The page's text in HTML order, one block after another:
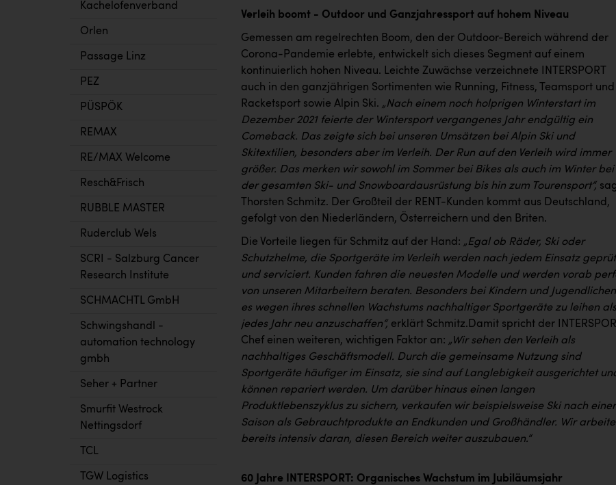
Kachelofenverband
Orlen
Passage Linz
PEZ
PÜSPÖK
REMAX
RE/MAX Welcome
Resch&Frisch
RUBBLE MASTER
Ruderclub Wels
SCRI - Salzburg Cancer
Research Institute
SCHMACHTL GmbH
Schwingshandl -
automation technology
gmbh
Seher + Partner
Smurfit Westrock
Nettingsdorf
TCL
TGW Logistics
Verleih boomt - Outdoor und Ganzjahressport auf hohem Niveau
Gemessen am regelrechten Boom, den der Outdoor-Bereich während der
Corona-Pandemie erlebte, entwickelt sich dieses Segment auf einem
kontinuierlich hohen Niveau. Leichte Zuwächse verzeichnete INTERSPORT
auch in den ganzjährigen Sortimenten wie Running, Fitness, Teamsport und
Racketsport sowie Alpin Ski. „Nach einem noch holprigen Winterstart im
Dezember 2021 feierte der Wintersport vergangenes Jahr endgültig ein
Comeback. Das zeigte sich bei unseren Umsätzen bei Alpin Ski und
Skitextilien, besonders aber im Verleih. Der Run auf den Verleih wird immer
größer. Das merken wir sowohl im Sommer bei Bikes als auch im Winter bei
der gesamten Ski- und Snowboardausrüstung bis hin zum Tourensport“,
Thorsten Schmitz. Der Großteil der RENT-Kunden kommt aus Deutschland,
gefolgt von den Niederländern, Österreichern und den Briten.
Die Vorteile liegen für Schmitz auf der Hand: „Egal ob Räder, Ski oder
Schutzhelme, die Sportgeräte im Verleih werden nach jedem Einsatz
und serviciert. Kunden fahren die neuesten Modelle und werden vorab
von unseren Mitarbeitern beraten. Besonders bei Kindern und
es wegen ihres schnellen Wachstums nachhaltiger Sportgeräte zu leihen als
jedes Jahr neu anzuschaffen“, erklärt Schmitz.Damit spricht der
Chef einen weiteren, wichtigen Faktor an: „Wir sehen den Verleih als
nachhaltiges Geschäftsmodell. Durch die gemeinsame Nutzung sind
Sportgeräte häufiger im Einsatz, sie sind auf Langlebigkeit ausgerichtet
können repariert werden. Um darüber hinaus einen langen
Produktlebenszyklus zu sichern, verkaufen wir beispielsweise Ski nach einer
Saison als Gebrauchtprodukte an Endkunden und Großhändler. Wir
bereits intensiv daran, diesen Bereich weiter auszubauen.“
60 Jahre INTERSPORT: Organisches Wachstum im Jubiläumsjahr